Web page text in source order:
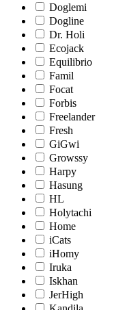
Doglemi
Dogline
Dr. Holi
Ecojack
Equilibrio
Famil
Focat
Forbis
Freelander
Fresh
GiGwi
Growssy
Harpy
Hasung
HL
Holytachi
Home
iCats
iHomy
Iruka
Iskhan
JerHigh